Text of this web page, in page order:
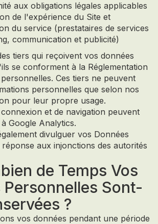
aux obligations légales applicables
de l'expérience du Site et
du service (prestataires de services
communication et publicité)
tiers qui reçoivent vos données
se conforment à la Réglementation
Ces tiers ne peuvent
personnelles que selon nos
pour leur propre usage.
et de navigation peuvent
Google Analytics.
divulguer vos Données
aux injonctions des autorités
de Temps Vos
Personnelles Sont-
?
vos données pendant une période